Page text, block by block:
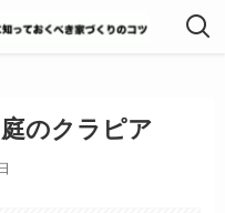
のクラピア